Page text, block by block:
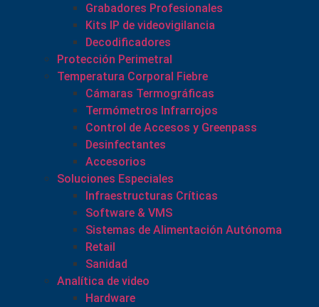
Grabadores Profesionales
Kits IP de videovigilancia
Decodificadores
Protección Perimetral
Temperatura Corporal Fiebre
Cámaras Termográficas
Termómetros Infrarrojos
Control de Accesos y Greenpass
Desinfectantes
Accesorios
Soluciones Especiales
Infraestructuras Críticas
Software & VMS
Sistemas de Alimentación Autónoma
Retail
Sanidad
Analítica de video
Hardware